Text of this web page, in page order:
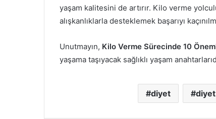
yaşam kalitesini de artırır. Kilo verme
alışkanlıklarla desteklemek başarıyı
Unutmayın, Kilo Verme Sürecinde 10
yaşama taşıyacak sağlıklı yaşam
diyet diyet